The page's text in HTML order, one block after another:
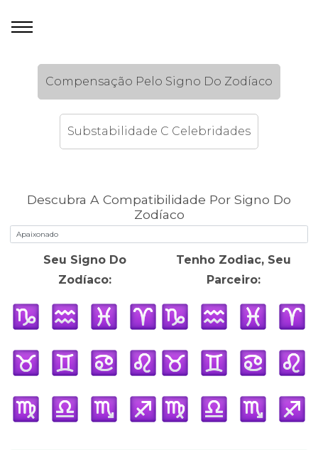
Compensação Pelo Signo Do Zodíaco
Substabilidade C Celebridades
Descubra A Compatibilidade Por Signo Do
Zodíaco
Seu Signo Do
Zodíaco:
Tenho Zodiac, Seu
Parceiro: